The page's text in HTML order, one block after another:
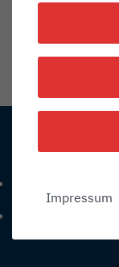
Kontakt
Telefonnummer:
Impressum